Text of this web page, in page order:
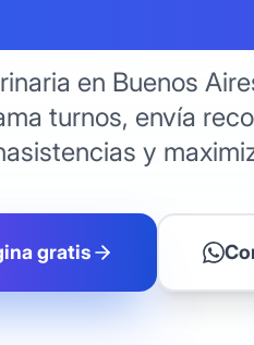
en Buenos
turnos, envía
y
gratis